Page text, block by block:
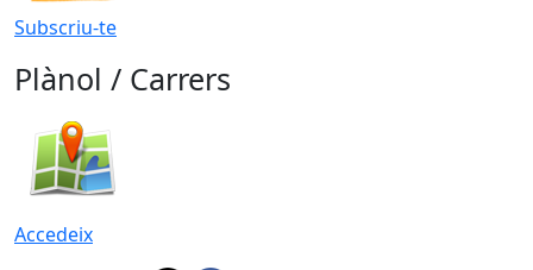
Subscriu-te
Plànol / Carrers
Accedeix